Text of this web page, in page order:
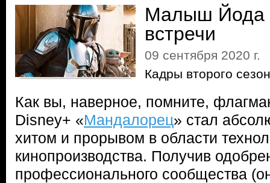
Малыш Йода
встречи
09 сентября 2020 г.
Кадры второго
Как вы, наверное, помните,
Disney+ «Мандалорец» стал
хитом и прорывом в области
кинопроизводства. Получив
профессионального сообщества